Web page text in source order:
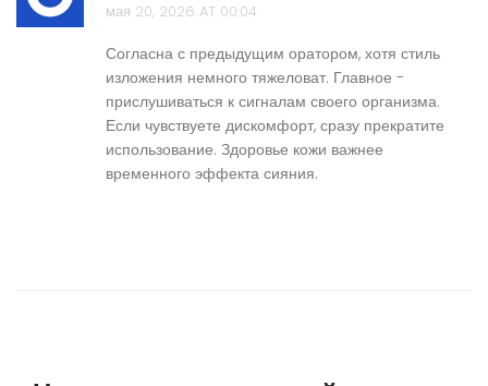
мая 20, 2026 AT 00:04
Согласна с предыдущим оратором, хотя стиль
изложения немного тяжеловат. Главное -
прислушиваться к сигналам своего организма.
Если чувствуете дискомфорт, сразу прекратите
использование. Здоровье кожи важнее
временного эффекта сияния.